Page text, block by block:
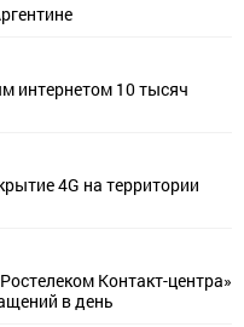
интернетом 10 тысяч
4G на территории
Контакт-центра»
в день